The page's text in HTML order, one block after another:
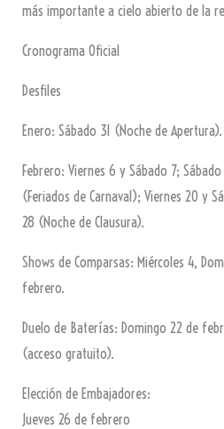
más importante a cielo abierto de la
Cronograma Oficial
Desfiles
Enero: Sábado 31 (Noche de Apertura).
Febrero: Viernes 6 y Sábado 7;
(Feriados de Carnaval); Viernes 20 y
28 (Noche de Clausura).
Shows de Comparsas: Miércoles 4,
febrero.
Duelo de Baterías: Domingo 22 de
(acceso gratuito).
Elección de Embajadores:
Jueves 26 de febrero